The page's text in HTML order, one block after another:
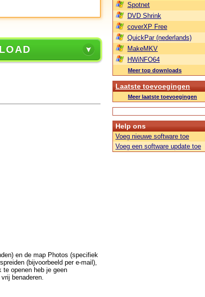
en de map Photos (specifiek
(bijvoorbeeld per e-mail),
te openen heb je geen
benaderen.
Spotnet
DVD Shrink
coverXP Free
QuickPar (nederlands)
MakeMKV
HWiNFO64
Meer top downloads
Laatste toevoegingen
Meer laatste toevoegingen
Help ons
Voeg nieuwe software toe
Voeg een software update toe